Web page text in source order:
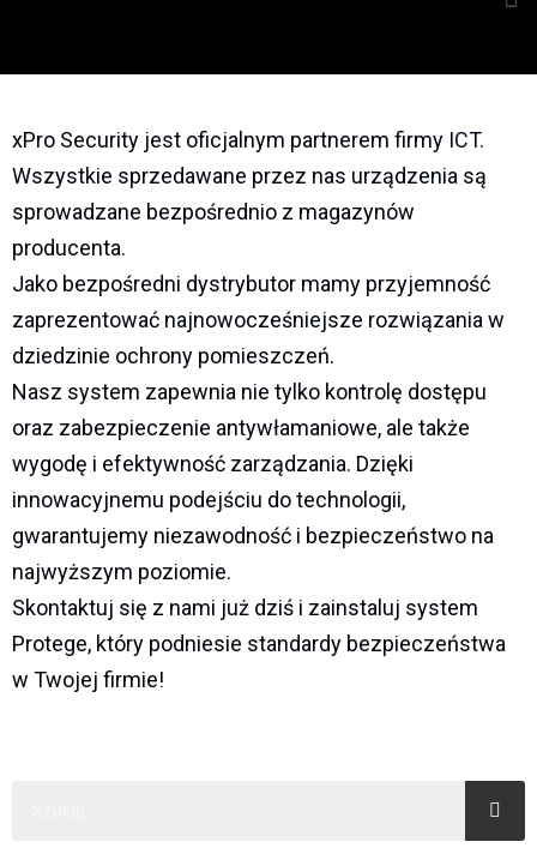
xPro Security jest oficjalnym partnerem firmy ICT.
Wszystkie sprzedawane przez nas urządzenia są
sprowadzane bezpośrednio z magazynów
producenta.
Jako bezpośredni dystrybutor mamy przyjemność
zaprezentować najnowocześniejsze rozwiązania w
dziedzinie ochrony pomieszczeń.
Nasz system zapewnia nie tylko kontrolę dostępu
oraz zabezpieczenie antywłamaniowe, ale także
wygodę i efektywność zarządzania. Dzięki
innowacyjnemu podejściu do technologii,
gwarantujemy niezawodność i bezpieczeństwo na
najwyższym poziomie.
Skontaktuj się z nami już dziś i zainstaluj system
Protege, który podniesie standardy bezpieczeństwa
w Twojej firmie!